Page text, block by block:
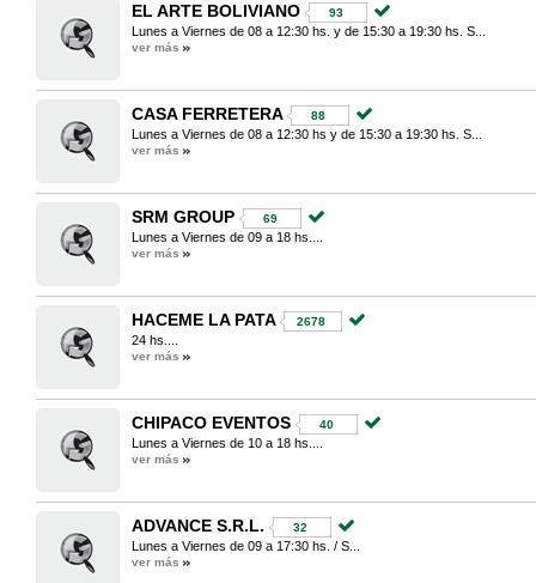
EL ARTE BOLIVIANO 93
Lunes a Viernes de 08 a 12:30 hs. y de 15:30 a 19:30 hs. S...
ver más
CASA FERRETERA 88
Lunes a Viernes de 08 a 12:30 hs y de 15:30 a 19:30 hs. S...
ver más
SRM GROUP 69
Lunes a Viernes de 09 a 18 hs....
ver más
HACEME LA PATA 2678
24 hs....
ver más
CHIPACO EVENTOS 40
Lunes a Viernes de 10 a 18 hs....
ver más
ADVANCE S.R.L. 32
Lunes a Viernes de 09 a 17:30 hs. / S...
ver más